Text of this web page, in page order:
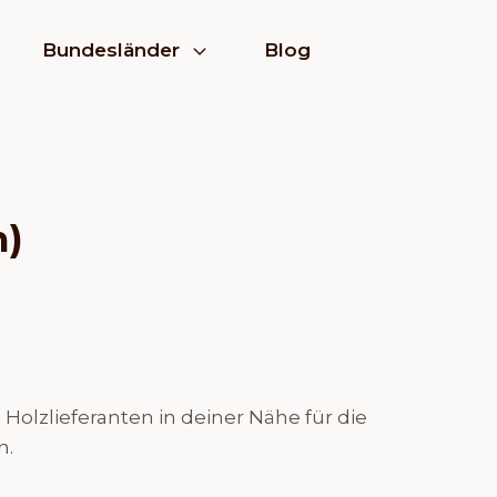
Bundesländer Blog
in deiner Nähe für die